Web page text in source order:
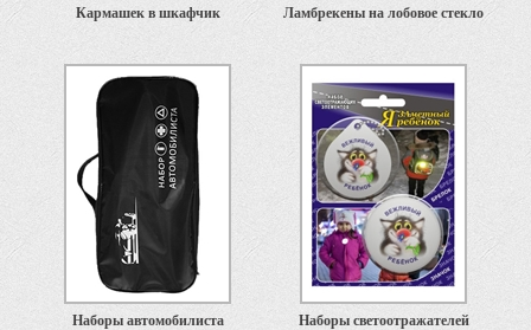
Кармашек в шкафчик Ламбрекены на лобовое стекло
Наборы автомобилиста Наборы светоотражателей